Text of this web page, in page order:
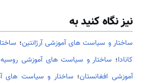
نیز نگاه کنید به
ساختار و سیاست های آموزشی آرژانتین؛
کانادا؛ ساختار و سیاست های آموزشی روسیه
آموزشی افغانستان؛ ساختار و سیاست های